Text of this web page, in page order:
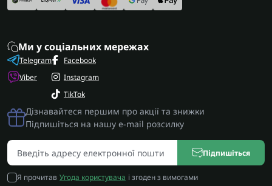
Ми у соціальних мережах
Telegram
Viber
Facebook
Instagram
TikTok
Дізнавайтеся першим про акції та знижки
Підпишіться на нашу e-mail розсилку
Підпишіться
Я прочитав Угода користувача і згоден з вимогами